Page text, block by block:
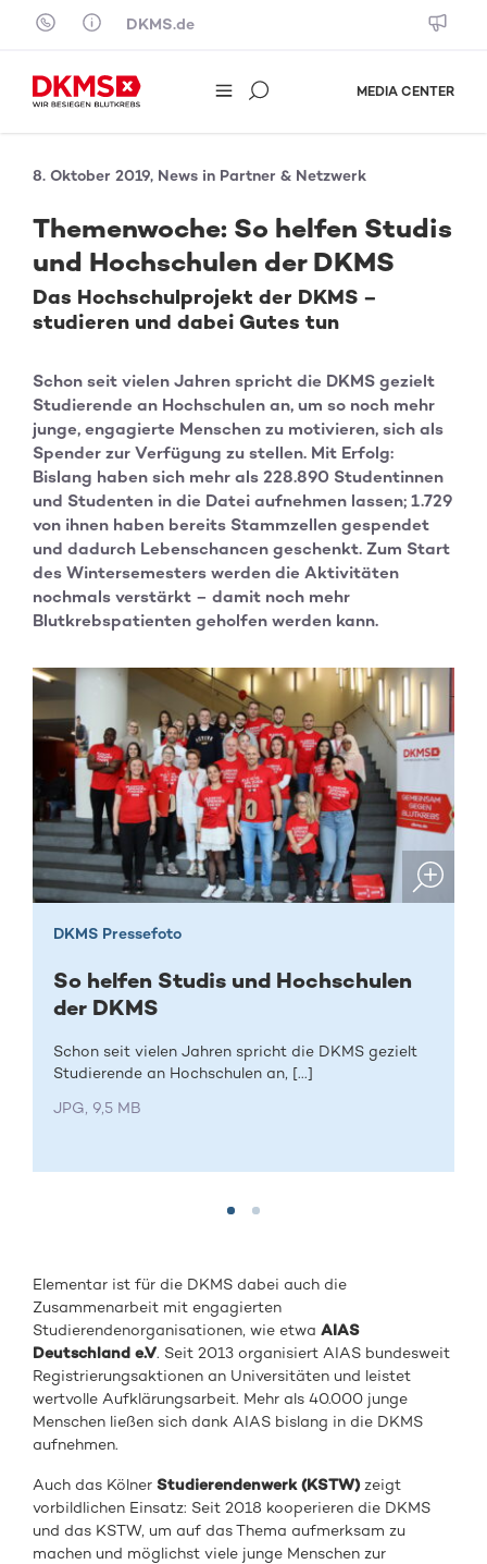
Skip to content
DKMS.de
MEDIA CENTER
8. Oktober 2019, News in Partner & Netzwerk
Themenwoche: So helfen Studis
und Hochschulen der DKMS
Das Hochschulprojekt der DKMS –
studieren und dabei Gutes tun
Schon seit vielen Jahren spricht die DKMS gezielt
Studierende an Hochschulen an, um so noch mehr
junge, engagierte Menschen zu motivieren, sich als
Spender zur Verfügung zu stellen. Mit Erfolg:
Bislang haben sich mehr als 228.890 Studentinnen
und Studenten in die Datei aufnehmen lassen; 1.729
von ihnen haben bereits Stammzellen gespendet
und dadurch Lebenschancen geschenkt. Zum Start
des Wintersemesters werden die Aktivitäten
nochmals verstärkt – damit noch mehr
Blutkrebspatienten geholfen werden kann.
DKMS Pressefoto
So helfen Studis und Hochschulen
der DKMS
Schon seit vielen Jahren spricht die DKMS gezielt
Studierende an Hochschulen an, [...]
JPG, 9,5 MB
Elementar ist für die DKMS dabei auch die
Zusammenarbeit mit engagierten
Studierendenorganisationen, wie etwaAIAS
Deutschland e.V. Seit 2013 organisiert AIAS bundesweit
Registrierungsaktionen an Universitäten und leistet
wertvolle Aufklärungsarbeit. Mehr als 40.000 junge
Menschen ließen sich dank AIAS bislang in die DKMS
aufnehmen.
Auch das KölnerStudierendenwerk (KSTW)zeigt
vorbildlichen Einsatz: Seit 2018 kooperieren die DKMS
und das KSTW, um auf das Thema aufmerksam zu
machen und möglichst viele junge Menschen zur